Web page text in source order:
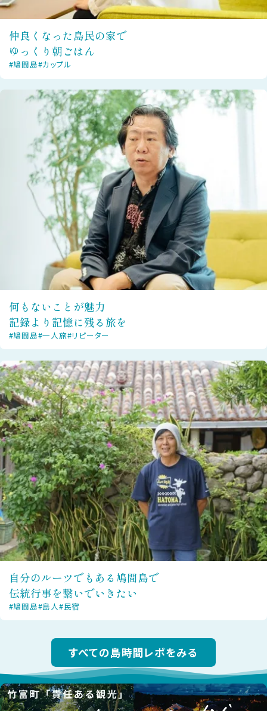
仲良くなった島民の家で
ゆっくり朝ごはん
#鳩間島#カップル
何もないことが魅力
記録より記憶に残る旅を
#鳩間島#一人旅#リピーター
自分のルーツでもある鳩間島で
伝統行事を繋いでいきたい
#鳩間島#島人#民宿
すべての島時間レポをみる